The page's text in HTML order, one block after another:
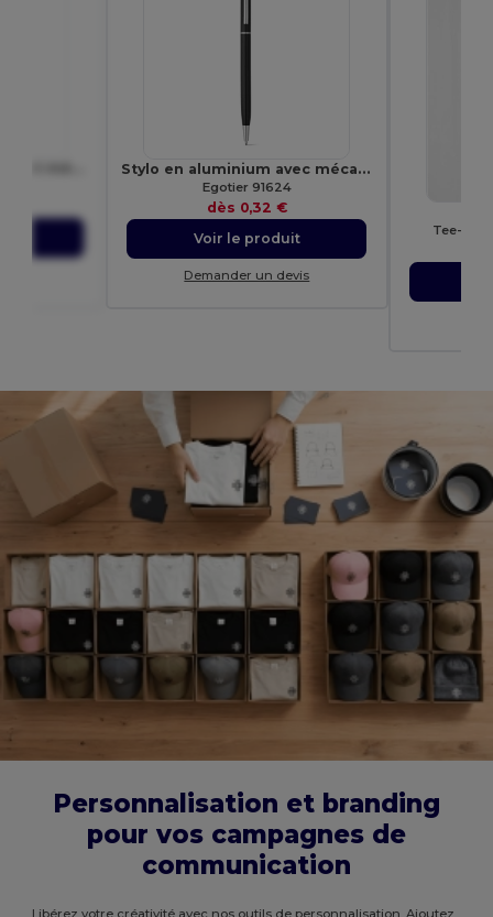
Stylo en aluminium avec mécanisme twist et embout tactile
Egotier 91624
dès 0,32 €
Voir le produit
Demander un devis
Tee-
Personnalisation et branding
pour vos campagnes de
communication
Libérez votre créativité avec nos outils de personnalisation. Ajoutez